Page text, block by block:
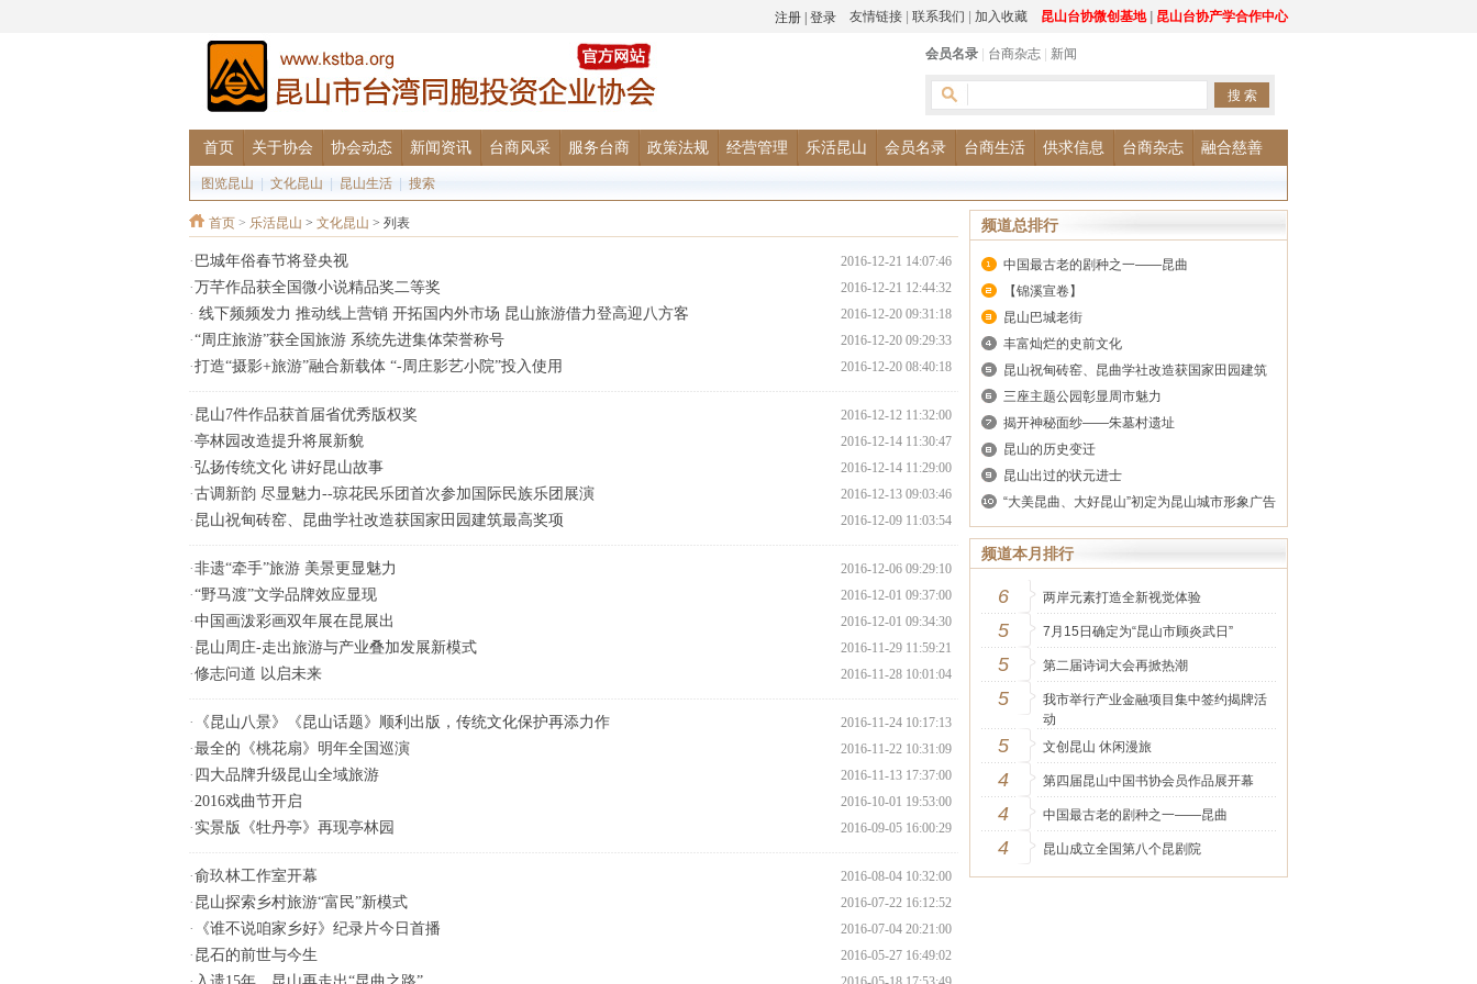
昆山台协微创基地| 昆山台协产学合作中心
友情链接 联系我们 加入收藏
会员名录 台商杂志 新闻
首页 关于协会 协会动态 新闻资讯 台商风采 服务台商 政策法规 经营管理 乐活昆山 会员名录 台商生活 供求信息 台商杂志 融合慈善
图览昆山 文化昆山 昆山生活 搜索
首页 > 乐活昆山 > 文化昆山 > 列表
2016-12-21 14:07:46
· 巴城年俗春节将登央视
2016-12-21 12:44:32
·万芊作品获全国微小说精品奖二等奖
2016-12-20 09:31:18
· 线下频频发力 推动线上营销 开拓国内外市场 昆山旅游借力登高迎八方客
2016-12-20 09:29:33
·“周庄旅游”获全国旅游 系统先进集体荣誉称号
2016-12-20 08:40:18
·打造“摄影+旅游”融合新载体 “-周庄影艺小院”投入使用
2016-12-12 11:32:00
· 昆山7件作品获首届省优秀版权奖
2016-12-14 11:30:47
·亭林园改造提升将展新貌
2016-12-14 11:29:00
·弘扬传统文化 讲好昆山故事
2016-12-13 09:03:46
·古调新韵 尽显魅力--琼花民乐团首次参加国际民族乐团展演
2016-12-09 11:03:54
· 昆山祝甸砖窑、昆曲学社改造获国家田园建筑最高奖项
2016-12-06 09:29:10
·非遗“牵手”旅游 美景更显魅力
2016-12-01 09:37:00
·“野马渡”文学品牌效应显现
2016-12-01 09:34:30
·中国画泼彩画双年展在昆展出
2016-11-29 11:59:21
· 昆山周庄-走出旅游与产业叠加发展新模式
2016-11-28 10:01:04
·修志问道 以启未来
2016-11-24 10:17:13
· 《昆山八景》《昆山话题》顺利出版，传统文化保护再添力作
2016-11-22 10:31:09
·最全的《桃花扇》明年全国巡演
2016-11-13 17:37:00
· 四大品牌升级昆山全域旅游
2016-10-01 19:53:00
·2016戏曲节开启
2016-09-05 16:00:29
· 实景版《牡丹亭》再现亭林园
2016-08-04 10:32:00
·俞玖林工作室开幕
2016-07-22 16:12:52
· 昆山探索乡村旅游“富民”新模式
2016-07-04 20:21:00
· 《谁不说咱家乡好》纪录片今日首播
2016-05-27 16:49:02
· 昆石的前世与今生
频道总排行
中国最古老的剧种之一——昆曲
【锦溪宣卷】
昆山巴城老街
丰富灿烂的史前文化
昆山祝甸砖窑、昆曲学社改造获国家田园建筑
最高奖项
三座主题公园彰显周市魅力
揭开神秘面纱——朱墓村遗址
昆山的历史变迁
昆山出过的状元进士
“大美昆曲、大好昆山”初定为昆山城市形象广告
语
频道本月排行
6 两岸元素打造全新视觉体验
5 7月15日确定为“昆山市顾炎武日”
5 第二届诗词大会再掀热潮
5
我市举行产业金融项目集中签约揭牌活
动
5 文创昆山 休闲漫旅
4 第四届昆山中国书协会员作品展开幕
4 中国最古老的剧种之一——昆曲
4 昆山成立全国第八个昆剧院